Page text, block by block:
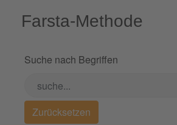
Farsta-Methode
Suche nach Begriffen